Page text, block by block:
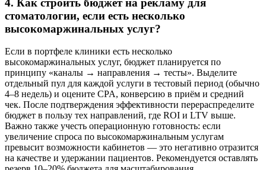
стоматологии, если есть несколько
высокомаржинальных услуг?
Если в портфеле клиники есть несколько
высокомаржинальных услуг, бюджет планируется по
принципу «каналы → направления → тесты». Выделите
отдельный пул для каждой услуги в тестовый период (обычно
4–8 недель) и оцените CPA, конверсию в приём и средний
чек. После подтверждения эффективности перераспределите
бюджет в пользу тех направлений, где ROI и LTV выше.
Важно также учесть операционную готовность: если
увеличение спроса по высокомаржинальным услугам
превысит возможности кабинетов — это негативно отразится
на качестве и удержании пациентов. Рекомендуется оставлять